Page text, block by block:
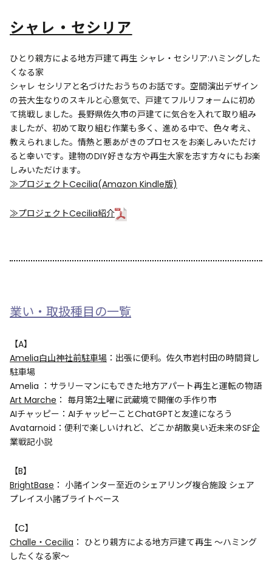
シャレ・セシリア
ひとり親方による地方戸建て再生 シャレ・セシリア:ハミングした
くなる家
シャレ セシリアと名づけたおうちのお話です。空間演出デザイン
の芸大生なりのスキルと心意気で、戸建てフルリフォームに初め
て挑戦しました。長野県佐久市の戸建てに気合を入れて取り組み
ましたが、初めて取り組む作業も多く、進める中で、色々考え、
教えられました。情熱と悪あがきのプロセスをお楽しみいただけ
ると幸いです。建物のDIY好きな方や再生大家を志す方々にもお楽
しみいただけます。
≫プロジェクトCecilia(Amazon Kindle版)
≫プロジェクトCecilia紹介
業い・取扱種目の一覧
【A】
Amelia白山神社前駐車場 ：出張に便利。佐久市岩村田の時間貸し
駐車場
Amelia ：サラリーマンにもできた地方アパート再生と運転の物語
Art Marche ： 毎月第2土曜に武蔵境で開催の手作り市
AIチャッピー：AIチャッピーことChatGPTと友達になろう
Avatarnoid：便利で楽しいけれど、どこか胡散臭い近未来のSF企
業戦記小説
【B】
BrightBase ： 小諸インター至近のシェアリング複合施設 シェア
プレイス小諸ブライトベース
【C】
Challe・Cecilia ： ひとり親方による地方戸建て再生 ～ハミング
したくなる家～